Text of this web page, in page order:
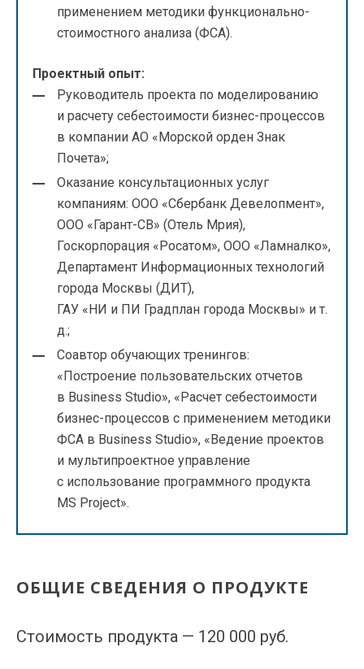
применением методики функционально-
стоимостного анализа (ФСА).
Проектный опыт:
Руководитель проекта по моделированию
и расчету себестоимости бизнес-процессов
в компании АО «Морской орден Знак
Почета»;
Оказание консультационных услуг
компаниям: ООО «Сбербанк Девелопмент»,
ООО «Гарант-СВ» (Отель Мрия),
Госкорпорация «Росатом», ООО «Ламналко»,
Департамент Информационных технологий
города Москвы (ДИТ),
ГАУ «НИ и ПИ Градплан города Москвы» и т.
д.;
Соавтор обучающих тренингов:
«Построение пользовательских отчетов
в Business Studio», «Расчет себестоимости
бизнес-процессов с применением методики
ФСА в Business Studio», «Ведение проектов
и мультипроектное управление
с использование программного продукта
MS Project».
ОБЩИЕ СВЕДЕНИЯ О ПРОДУКТЕ
Стоимость продукта — 120 000 руб.